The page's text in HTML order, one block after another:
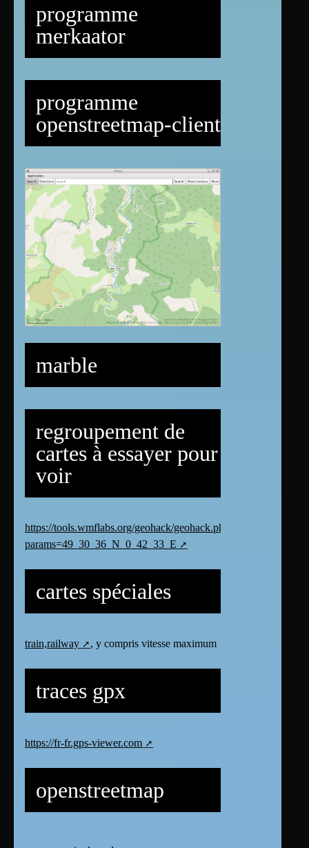
programme
merkaator
programme
openstreetmap-client
marble
regroupement de
cartes à essayer pour
voir
https://tools.wmflabs.org/geohack/geohack.php?
params=49_30_36_N_0_42_33_E
cartes spéciales
train,railway , y compris vitesse maximum
traces gpx
https://fr-fr.gps-viewer.com
openstreetmap